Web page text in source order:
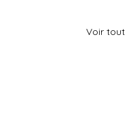
Voir tout